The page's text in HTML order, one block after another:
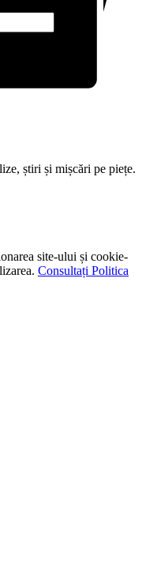
știri și mișcări pe piețe.
site-ului și cookie-
Consultați Politica